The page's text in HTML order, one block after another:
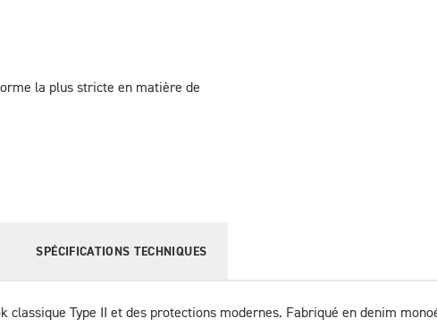
la plus stricte en matière de
SPÉCIFICATIONS TECHNIQUES
classique Type II et des protections modernes. Fabriqué en denim